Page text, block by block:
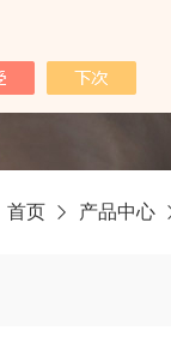
首页 产品中心